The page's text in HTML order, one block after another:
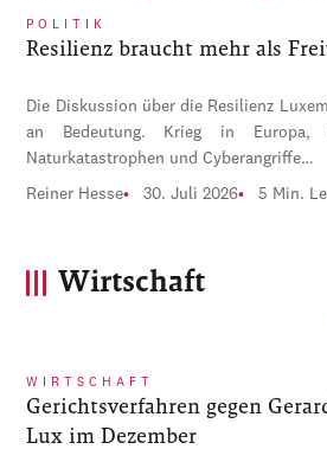
POLITIK
Resilienz braucht mehr als
Die Diskussion über die Resilienz
an Bedeutung. Krieg in Europa,
Naturkatastrophen und Cyberangriffe…
Reiner Hesse 30. Juli 2026 5 Min.
Wirtschaft
WIRTSCHAFT
Gerichtsverfahren gegen
Lux im Dezember